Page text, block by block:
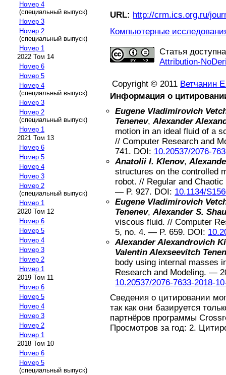
Номер 4
(специальный выпуск)
Номер 3
Номер 2
(специальный выпуск)
Номер 1
2022 Том 14
Номер 6
Номер 5
Номер 4
(специальный выпуск)
Номер 3
Номер 2
(специальный выпуск)
Номер 1
2021 Том 13
Номер 6
Номер 5
Номер 4
Номер 3
Номер 2
(специальный выпуск)
Номер 1
2020 Том 12
Номер 6
Номер 5
Номер 4
Номер 3
Номер 2
Номер 1
2019 Том 11
Номер 6
Номер 5
Номер 4
Номер 3
Номер 2
Номер 1
2018 Том 10
Номер 6
Номер 5
(специальный выпуск)
URL: http://crm.ics.org.ru/
Компьютерные
Статья
Attribution-
Copyright © 2011 Ветчанин
Информация о
Eugene Vladimirovich
Tenenev,Alexander
motion in an ideal fluid of a
// Computer Research and
741. DOI: 10.20537/2076-
Anatolii I. Klenov,
structures on the controlled
robot. // Regular and
— P. 927. DOI: 10.1134/
Eugene Vladimirovich
Tenenev,Alexander S.
viscous fluid. // Computer
5, no. 4. — P. 659. DOI:
Alexander Alexandrovich
Valentin Alexseevitch
body using internal masses
Research and Modeling. —
10.20537/2076-7633-2018-
Сведения о цитировании
так как они базируется
партнёров программы
Просмотров за год: 2.